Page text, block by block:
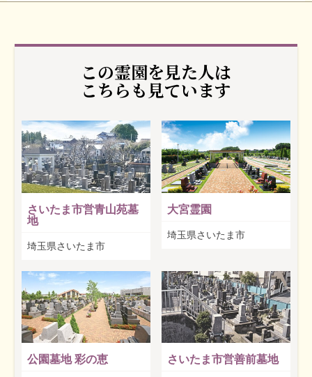
この霊園を見た人は
こちらも見ています
さいたま市営青山苑墓
地
埼玉県さいたま市
大宮霊園
埼玉県さいたま市
公園墓地 彩の恵 さいたま市営善前墓地